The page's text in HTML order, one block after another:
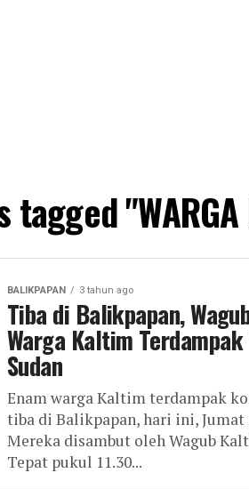
"WARGA
BALIKPAPAN 3 tahun ago
Tiba di Balikpapan,
Warga Kaltim
Sudan
Enam warga Kaltim terdampak
tiba di Balikpapan, hari ini, Jumat
Mereka disambut oleh Wagub
Tepat pukul 11.30...